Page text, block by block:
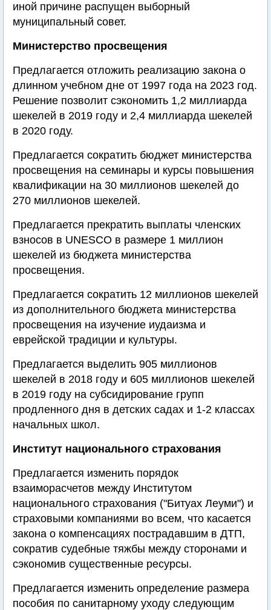
иной причине распущен выборный
муниципальный совет.
Министерство просвещения
Предлагается отложить реализацию закона о
длинном учебном дне от 1997 года на 2023 год.
Решение позволит сэкономить 1,2 миллиарда
шекелей в 2019 году и 2,4 миллиарда шекелей
в 2020 году.
Предлагается сократить бюджет министерства
просвещения на семинары и курсы повышения
квалификации на 30 миллионов шекелей до
270 миллионов шекелей.
Предлагается прекратить выплаты членских
взносов в UNESCO в размере 1 миллион
шекелей из бюджета министерства
просвещения.
Предлагается сократить 12 миллионов шекелей
из дополнительного бюджета министерства
просвещения на изучение иудаизма и
еврейской традиции и культуры.
Предлагается выделить 905 миллионов
шекелей в 2018 году и 605 миллионов шекелей
в 2019 году на субсидирование групп
продленного дня в детских садах и 1-2 классах
начальных школ.
Институт национального страхования
Предлагается изменить порядок
взаиморасчетов между Институтом
национального страхования ("Битуах Леуми") и
страховыми компаниями во всем, что касается
закона о компенсациях пострадавшим в ДТП,
сократив судебные тяжбы между сторонами и
сэкономив существенные ресурсы.
Предлагается изменить определение размера
пособия по санитарному уходу следующим